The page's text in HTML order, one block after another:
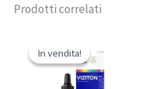
Prodotti correlati
In vendita!
In vendita!